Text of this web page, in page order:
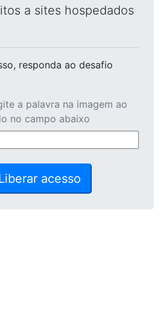
a sites hospedados
, responda ao desafio
a palavra na imagem ao
no campo abaixo